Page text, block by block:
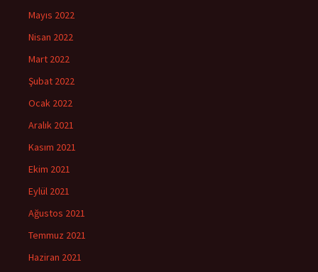
Mayıs 2022
Nisan 2022
Mart 2022
Şubat 2022
Ocak 2022
Aralık 2021
Kasım 2021
Ekim 2021
Eylül 2021
Ağustos 2021
Temmuz 2021
Haziran 2021